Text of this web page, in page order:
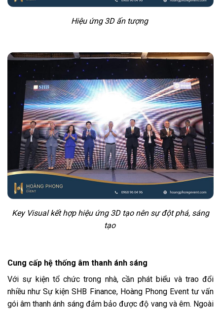
Hiệu ứng 3D ấn tượng
Key Visual kết hợp hiệu ứng 3D tạo nên sự đột phá, sáng
tạo
Cung cấp hệ thống âm thanh ánh sáng
Với sự kiện tổ chức trong nhà, cần phát biểu và trao đổi
nhiều như Sự kiện SHB Finance, Hoàng Phong Event tư vấn
gói âm thanh ánh sáng đảm bảo được độ vang và êm. Ngoài